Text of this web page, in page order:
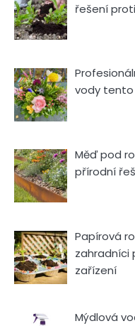
řešení
vody tento
Měď pod
přírodní
Papírová
zahradníci
zařízení
Mýdlová